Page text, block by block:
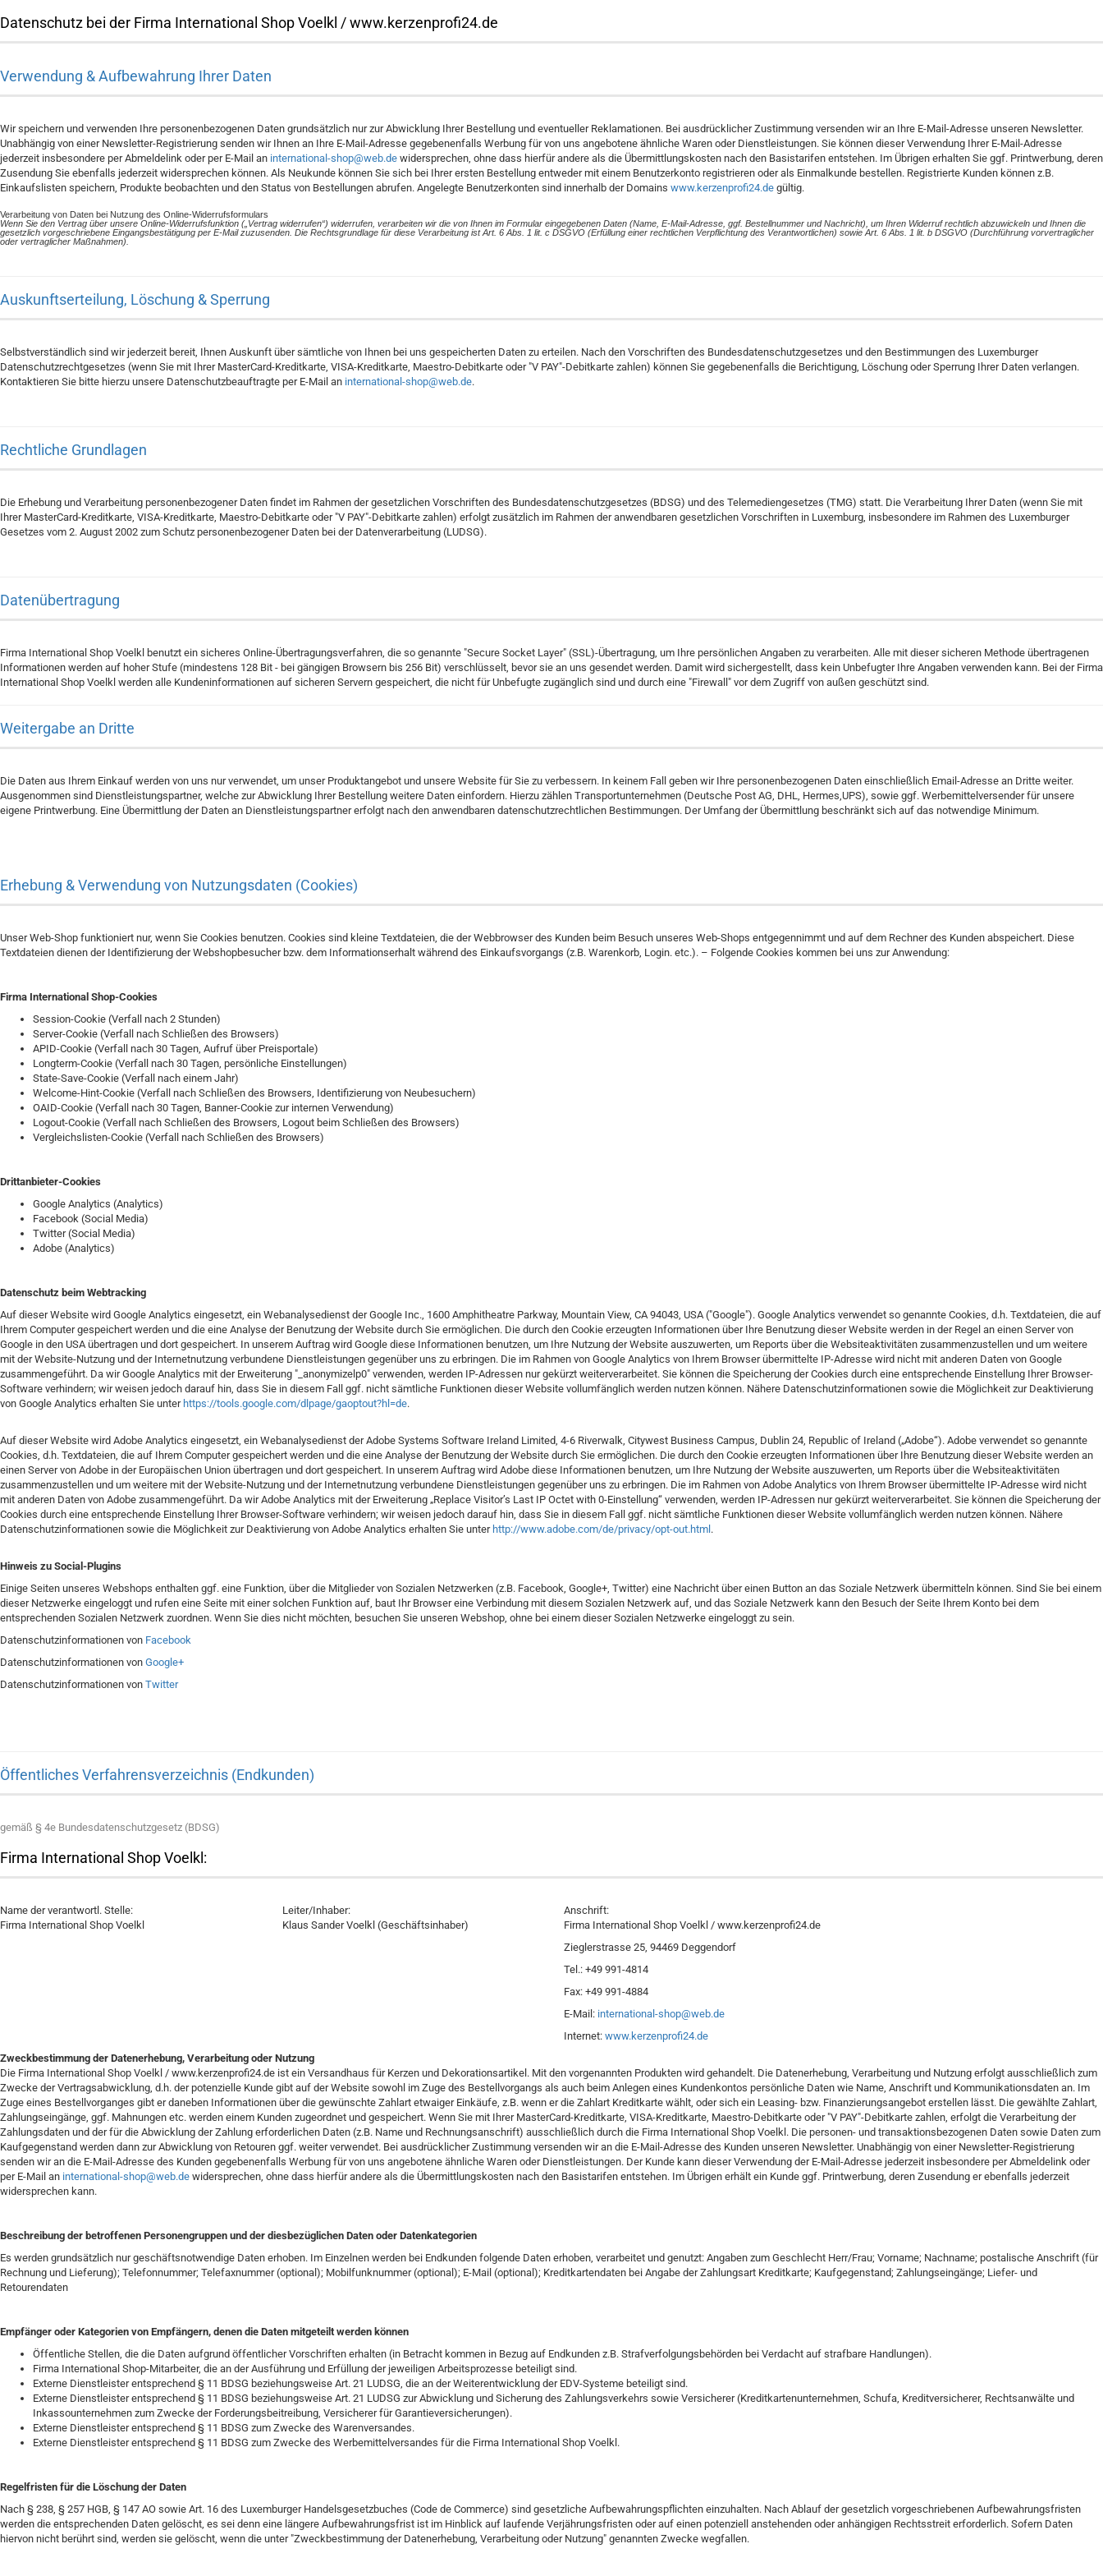
Datenschutz bei der Firma International Shop Voelkl / www.kerzenprofi24.de
Verwendung & Aufbewahrung Ihrer Daten
Wir speichern und verwenden Ihre personenbezogenen Daten grundsätzlich nur zur Abwicklung Ihrer Bestellung und eventueller Reklamationen. Bei ausdrücklicher Zustimmung versenden wir an Ihre E-Mail-Adresse unseren Newsletter.
Unabhängig von einer Newsletter-Registrierung senden wir Ihnen an Ihre E-Mail-Adresse gegebenenfalls Werbung für von uns angebotene ähnliche Waren oder Dienstleistungen. Sie können dieser Verwendung Ihrer E-Mail-Adresse
jederzeit insbesondere per Abmeldelink oder per E-Mail an international-shop@web.de widersprechen, ohne dass hierfür andere als die Übermittlungskosten nach den Basistarifen entstehen. Im Übrigen erhalten Sie ggf. Printwerbung, deren
Zusendung Sie ebenfalls jederzeit widersprechen können. Als Neukunde können Sie sich bei Ihrer ersten Bestellung entweder mit einem Benutzerkonto registrieren oder als Einmalkunde bestellen. Registrierte Kunden können z.B.
Einkaufslisten speichern, Produkte beobachten und den Status von Bestellungen abrufen. Angelegte Benutzerkonten sind innerhalb der Domains www.kerzenprofi24.de gültig.
Verarbeitung von Daten bei Nutzung des Online-Widerrufsformulars
Wenn Sie den Vertrag über unsere Online-Widerrufsfunktion („Vertrag widerrufen“) widerrufen, verarbeiten wir die von Ihnen im Formular eingegebenen Daten (Name, E-Mail-Adresse, ggf. Bestellnummer und Nachricht), um Ihren Widerruf rechtlich abzuwickeln und Ihnen die
gesetzlich vorgeschriebene Eingangsbestätigung per E-Mail zuzusenden. Die Rechtsgrundlage für diese Verarbeitung ist Art. 6 Abs. 1 lit. c DSGVO (Erfüllung einer rechtlichen Verpflichtung des Verantwortlichen) sowie Art. 6 Abs. 1 lit. b DSGVO (Durchführung vorvertraglicher
oder vertraglicher Maßnahmen).
Auskunftserteilung, Löschung & Sperrung
Selbstverständlich sind wir jederzeit bereit, Ihnen Auskunft über sämtliche von Ihnen bei uns gespeicherten Daten zu erteilen. Nach den Vorschriften des Bundesdatenschutzgesetzes und den Bestimmungen des Luxemburger
Datenschutzrechtgesetzes (wenn Sie mit Ihrer MasterCard-Kreditkarte, VISA-Kreditkarte, Maestro-Debitkarte oder "V PAY"-Debitkarte zahlen) können Sie gegebenenfalls die Berichtigung, Löschung oder Sperrung Ihrer Daten verlangen.
Kontaktieren Sie bitte hierzu unsere Datenschutzbeauftragte per E-Mail an international-shop@web.de.
Rechtliche Grundlagen
Die Erhebung und Verarbeitung personenbezogener Daten findet im Rahmen der gesetzlichen Vorschriften des Bundesdatenschutzgesetzes (BDSG) und des Telemediengesetzes (TMG) statt. Die Verarbeitung Ihrer Daten (wenn Sie mit
Ihrer MasterCard-Kreditkarte, VISA-Kreditkarte, Maestro-Debitkarte oder "V PAY"-Debitkarte zahlen) erfolgt zusätzlich im Rahmen der anwendbaren gesetzlichen Vorschriften in Luxemburg, insbesondere im Rahmen des Luxemburger
Gesetzes vom 2. August 2002 zum Schutz personenbezogener Daten bei der Datenverarbeitung (LUDSG).
Datenübertragung
Firma International Shop Voelkl benutzt ein sicheres Online-Übertragungsverfahren, die so genannte "Secure Socket Layer" (SSL)-Übertragung, um Ihre persönlichen Angaben zu verarbeiten. Alle mit dieser sicheren Methode übertragenen
Informationen werden auf hoher Stufe (mindestens 128 Bit - bei gängigen Browsern bis 256 Bit) verschlüsselt, bevor sie an uns gesendet werden. Damit wird sichergestellt, dass kein Unbefugter Ihre Angaben verwenden kann. Bei der Firma
International Shop Voelkl werden alle Kundeninformationen auf sicheren Servern gespeichert, die nicht für Unbefugte zugänglich sind und durch eine "Firewall" vor dem Zugriff von außen geschützt sind.
Weitergabe an Dritte
Die Daten aus Ihrem Einkauf werden von uns nur verwendet, um unser Produktangebot und unsere Website für Sie zu verbessern. In keinem Fall geben wir Ihre personenbezogenen Daten einschließlich Email-Adresse an Dritte weiter.
Ausgenommen sind Dienstleistungspartner, welche zur Abwicklung Ihrer Bestellung weitere Daten einfordern. Hierzu zählen Transportunternehmen (Deutsche Post AG, DHL, Hermes,UPS), sowie ggf. Werbemittelversender für unsere
eigene Printwerbung. Eine Übermittlung der Daten an Dienstleistungspartner erfolgt nach den anwendbaren datenschutzrechtlichen Bestimmungen. Der Umfang der Übermittlung beschränkt sich auf das notwendige Minimum.
Erhebung & Verwendung von Nutzungsdaten (Cookies)
Unser Web-Shop funktioniert nur, wenn Sie Cookies benutzen. Cookies sind kleine Textdateien, die der Webbrowser des Kunden beim Besuch unseres Web-Shops entgegennimmt und auf dem Rechner des Kunden abspeichert. Diese
Textdateien dienen der Identifizierung der Webshopbesucher bzw. dem Informationserhalt während des Einkaufsvorgangs (z.B. Warenkorb, Login. etc.). – Folgende Cookies kommen bei uns zur Anwendung:
Firma International Shop-Cookies
Session-Cookie (Verfall nach 2 Stunden)
Server-Cookie (Verfall nach Schließen des Browsers)
APID-Cookie (Verfall nach 30 Tagen, Aufruf über Preisportale)
Longterm-Cookie (Verfall nach 30 Tagen, persönliche Einstellungen)
State-Save-Cookie (Verfall nach einem Jahr)
Welcome-Hint-Cookie (Verfall nach Schließen des Browsers, Identifizierung von Neubesuchern)
OAID-Cookie (Verfall nach 30 Tagen, Banner-Cookie zur internen Verwendung)
Logout-Cookie (Verfall nach Schließen des Browsers, Logout beim Schließen des Browsers)
Vergleichslisten-Cookie (Verfall nach Schließen des Browsers)
Drittanbieter-Cookies
Google Analytics (Analytics)
Facebook (Social Media)
Twitter (Social Media)
Adobe (Analytics)
Datenschutz beim Webtracking
Auf dieser Website wird Google Analytics eingesetzt, ein Webanalysedienst der Google Inc., 1600 Amphitheatre Parkway, Mountain View, CA 94043, USA ("Google"). Google Analytics verwendet so genannte Cookies, d.h. Textdateien, die auf
Ihrem Computer gespeichert werden und die eine Analyse der Benutzung der Website durch Sie ermöglichen. Die durch den Cookie erzeugten Informationen über Ihre Benutzung dieser Website werden in der Regel an einen Server von
Google in den USA übertragen und dort gespeichert. In unserem Auftrag wird Google diese Informationen benutzen, um Ihre Nutzung der Website auszuwerten, um Reports über die Websiteaktivitäten zusammenzustellen und um weitere
mit der Website-Nutzung und der Internetnutzung verbundene Dienstleistungen gegenüber uns zu erbringen. Die im Rahmen von Google Analytics von Ihrem Browser übermittelte IP-Adresse wird nicht mit anderen Daten von Google
zusammengeführt. Da wir Google Analytics mit der Erweiterung "_anonymizelp0" verwenden, werden IP-Adressen nur gekürzt weiterverarbeitet. Sie können die Speicherung der Cookies durch eine entsprechende Einstellung Ihrer Browser-
Software verhindern; wir weisen jedoch darauf hin, dass Sie in diesem Fall ggf. nicht sämtliche Funktionen dieser Website vollumfänglich werden nutzen können. Nähere Datenschutzinformationen sowie die Möglichkeit zur Deaktivierung
von Google Analytics erhalten Sie unter https://tools.google.com/dlpage/gaoptout?hl=de.
Auf dieser Website wird Adobe Analytics eingesetzt, ein Webanalysedienst der Adobe Systems Software Ireland Limited, 4-6 Riverwalk, Citywest Business Campus, Dublin 24, Republic of Ireland („Adobe“). Adobe verwendet so genannte
Cookies, d.h. Textdateien, die auf Ihrem Computer gespeichert werden und die eine Analyse der Benutzung der Website durch Sie ermöglichen. Die durch den Cookie erzeugten Informationen über Ihre Benutzung dieser Website werden an
einen Server von Adobe in der Europäischen Union übertragen und dort gespeichert. In unserem Auftrag wird Adobe diese Informationen benutzen, um Ihre Nutzung der Website auszuwerten, um Reports über die Websiteaktivitäten
zusammenzustellen und um weitere mit der Website-Nutzung und der Internetnutzung verbundene Dienstleistungen gegenüber uns zu erbringen. Die im Rahmen von Adobe Analytics von Ihrem Browser übermittelte IP-Adresse wird nicht
mit anderen Daten von Adobe zusammengeführt. Da wir Adobe Analytics mit der Erweiterung „Replace Visitor’s Last IP Octet with 0-Einstellung“ verwenden, werden IP-Adressen nur gekürzt weiterverarbeitet. Sie können die Speicherung der
Cookies durch eine entsprechende Einstellung Ihrer Browser-Software verhindern; wir weisen jedoch darauf hin, dass Sie in diesem Fall ggf. nicht sämtliche Funktionen dieser Website vollumfänglich werden nutzen können. Nähere
Datenschutzinformationen sowie die Möglichkeit zur Deaktivierung von Adobe Analytics erhalten Sie unter http://www.adobe.com/de/privacy/opt-out.html .
Hinweis zu Social-Plugins
Einige Seiten unseres Webshops enthalten ggf. eine Funktion, über die Mitglieder von Sozialen Netzwerken (z.B. Facebook, Google+, Twitter) eine Nachricht über einen Button an das Soziale Netzwerk übermitteln können. Sind Sie bei einem
dieser Netzwerke eingeloggt und rufen eine Seite mit einer solchen Funktion auf, baut Ihr Browser eine Verbindung mit diesem Sozialen Netzwerk auf, und das Soziale Netzwerk kann den Besuch der Seite Ihrem Konto bei dem
entsprechenden Sozialen Netzwerk zuordnen. Wenn Sie dies nicht möchten, besuchen Sie unseren Webshop, ohne bei einem dieser Sozialen Netzwerke eingeloggt zu sein.
Datenschutzinformationen von Facebook
Datenschutzinformationen von Google+
Datenschutzinformationen von Twitter
Öffentliches Verfahrensverzeichnis (Endkunden)
gemäß § 4e Bundesdatenschutzgesetz (BDSG)
Firma International Shop Voelkl:
Name der verantwortl. Stelle:
Firma International Shop Voelkl
Leiter/Inhaber:
Klaus Sander Voelkl (Geschäftsinhaber)
Anschrift:
Firma International Shop Voelkl / www.kerzenprofi24.de
Zieglerstrasse 25, 94469 Deggendorf
Tel.: +49 991-4814
Fax: +49 991-4884
E-Mail: international-shop@web.de
Internet: www.kerzenprofi24.de
Zweckbestimmung der Datenerhebung, Verarbeitung oder Nutzung
Die Firma International Shop Voelkl / www.kerzenprofi24.de ist ein Versandhaus für Kerzen und Dekorationsartikel. Mit den vorgenannten Produkten wird gehandelt. Die Datenerhebung, Verarbeitung und Nutzung erfolgt ausschließlich zum
Zwecke der Vertragsabwicklung, d.h. der potenzielle Kunde gibt auf der Website sowohl im Zuge des Bestellvorgangs als auch beim Anlegen eines Kundenkontos persönliche Daten wie Name, Anschrift und Kommunikationsdaten an. Im
Zuge eines Bestellvorganges gibt er daneben Informationen über die gewünschte Zahlart etwaiger Einkäufe, z.B. wenn er die Zahlart Kreditkarte wählt, oder sich ein Leasing- bzw. Finanzierungsangebot erstellen lässt. Die gewählte Zahlart,
Zahlungseingänge, ggf. Mahnungen etc. werden einem Kunden zugeordnet und gespeichert. Wenn Sie mit Ihrer MasterCard-Kreditkarte, VISA-Kreditkarte, Maestro-Debitkarte oder "V PAY"-Debitkarte zahlen, erfolgt die Verarbeitung der
Zahlungsdaten und der für die Abwicklung der Zahlung erforderlichen Daten (z.B. Name und Rechnungsanschrift) ausschließlich durch die Firma International Shop Voelkl. Die personen- und transaktionsbezogenen Daten sowie Daten zum
Kaufgegenstand werden dann zur Abwicklung von Retouren ggf. weiter verwendet. Bei ausdrücklicher Zustimmung versenden wir an die E-Mail-Adresse des Kunden unseren Newsletter. Unabhängig von einer Newsletter-Registrierung
senden wir an die E-Mail-Adresse des Kunden gegebenenfalls Werbung für von uns angebotene ähnliche Waren oder Dienstleistungen. Der Kunde kann dieser Verwendung der E-Mail-Adresse jederzeit insbesondere per Abmeldelink oder
per E-Mail an international-shop@web.de widersprechen, ohne dass hierfür andere als die Übermittlungskosten nach den Basistarifen entstehen. Im Übrigen erhält ein Kunde ggf. Printwerbung, deren Zusendung er ebenfalls jederzeit
widersprechen kann.
Beschreibung der betroffenen Personengruppen und der diesbezüglichen Daten oder Datenkategorien
Es werden grundsätzlich nur geschäftsnotwendige Daten erhoben. Im Einzelnen werden bei Endkunden folgende Daten erhoben, verarbeitet und genutzt: Angaben zum Geschlecht Herr/Frau; Vorname; Nachname; postalische Anschrift (für
Rechnung und Lieferung); Telefonnummer; Telefaxnummer (optional); Mobilfunknummer (optional); E-Mail (optional); Kreditkartendaten bei Angabe der Zahlungsart Kreditkarte; Kaufgegenstand; Zahlungseingänge; Liefer- und
Retourendaten
Empfänger oder Kategorien von Empfängern, denen die Daten mitgeteilt werden können
Öffentliche Stellen, die die Daten aufgrund öffentlicher Vorschriften erhalten (in Betracht kommen in Bezug auf Endkunden z.B. Strafverfolgungsbehörden bei Verdacht auf strafbare Handlungen).
Firma International Shop-Mitarbeiter, die an der Ausführung und Erfüllung der jeweiligen Arbeitsprozesse beteiligt sind.
Externe Dienstleister entsprechend § 11 BDSG beziehungsweise Art. 21 LUDSG, die an der Weiterentwicklung der EDV-Systeme beteiligt sind.
Externe Dienstleister entsprechend § 11 BDSG beziehungsweise Art. 21 LUDSG zur Abwicklung und Sicherung des Zahlungsverkehrs sowie Versicherer (Kreditkartenunternehmen, Schufa, Kreditversicherer, Rechtsanwälte und
Inkassounternehmen zum Zwecke der Forderungsbeitreibung, Versicherer für Garantieversicherungen).
Externe Dienstleister entsprechend § 11 BDSG zum Zwecke des Warenversandes.
Externe Dienstleister entsprechend § 11 BDSG zum Zwecke des Werbemittelversandes für die Firma International Shop Voelkl.
Regelfristen für die Löschung der Daten
Nach § 238, § 257 HGB, § 147 AO sowie Art. 16 des Luxemburger Handelsgesetzbuches (Code de Commerce) sind gesetzliche Aufbewahrungspflichten einzuhalten. Nach Ablauf der gesetzlich vorgeschriebenen Aufbewahrungsfristen
werden die entsprechenden Daten gelöscht, es sei denn eine längere Aufbewahrungsfrist ist im Hinblick auf laufende Verjährungsfristen oder auf einen potenziell anstehenden oder anhängigen Rechtsstreit erforderlich. Sofern Daten
hiervon nicht berührt sind, werden sie gelöscht, wenn die unter "Zweckbestimmung der Datenerhebung, Verarbeitung oder Nutzung" genannten Zwecke wegfallen.